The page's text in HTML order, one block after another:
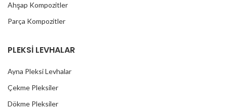
Ahşap Kompozitler
Parça Kompozitler
PLEKSİ LEVHALAR
Ayna Pleksi Levhalar
Çekme Pleksiler
Dökme Pleksiler